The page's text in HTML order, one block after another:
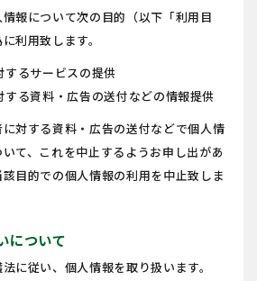
報について次の目的（以下「利用目
利用致します。
るサービスの提供
る資料・広告の送付などの情報提供
対する資料・広告の送付などで個人情
て、これを中止するようお申し出があ
目的での個人情報の利用を中止致しま
について
に従い、個人情報を取り扱います。